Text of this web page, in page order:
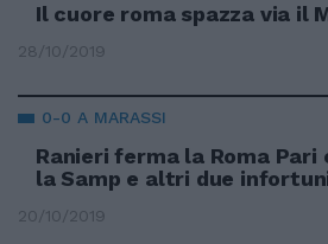
Il cuore roma spazza via il
28/10/2019
0-0 A MARASSI
Ranieri ferma la Roma Pari
la Samp e altri due
20/10/2019